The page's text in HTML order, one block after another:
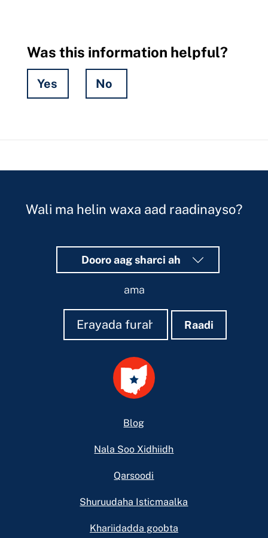
Was this information helpful?
Yes No
Wali ma helin waxa aad raadinayso?
Dooro aag sharci ah
ama
Raadi
Raadi Raadi
Blog
Nala Soo Xidhiidh
Qarsoodi
Shuruudaha Isticmaalka
Khariidadda goobta